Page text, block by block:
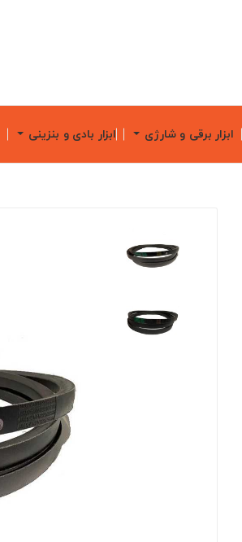
ابزار برقی و شارژی ابزار بادی و بنزینی